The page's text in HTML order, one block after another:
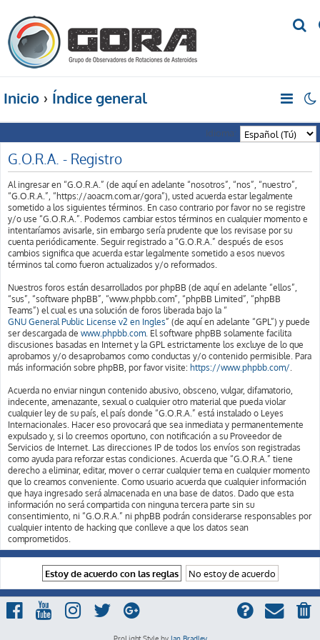
a
r
Inicio Índice general
Idioma:
G.O.R.A. - Registro
Al ingresar en “G.O.R.A.” (de aquí en adelante “nosotros”, “nos”, “nuestro”,
“G.O.R.A.”, “https://aoacm.com.ar/gora”), usted acuerda estar legalmente
sometido a los siguientes términos. En caso contrario por favor no se registre
y/o use “G.O.R.A.”. Podemos cambiar estos términos en cualquier momento e
intentaríamos avisarle, sin embargo sería prudente que los revisase por su
cuenta periódicamente. Seguir registrado a “G.O.R.A.” después de esos
cambios significa que acuerda estar legalmente sometido a esos nuevos
términos tal como fueron actualizados y/o reformados.
Nuestros foros están desarrollados por phpBB (de aquí en adelante “ellos”,
“sus”, “software phpBB”, “www.phpbb.com”, “phpBB Limited”, “phpBB
Teams”) el cual es una solución de foros liberada bajo la “
GNU General Public License v2 en Ingles” (de aquí en adelante “GPL”) y puede
ser descargada de www.phpbb.com . El software phpBB solamente facilita
discusiones basadas en Internet y la GPL estrictamente los excluye de lo que
aprobamos y/o desaprobamos como conductas y/o contenido permisible. Para
más información sobre phpBB, por favor visite: https://www.phpbb.com/
Acuerda no enviar ningun contenido abusivo, obsceno, vulgar, difamatorio,
indecente, amenazante, sexual o cualquier otro material que pueda violar
cualquier ley de su país, el país donde “G.O.R.A.” está instalado o Leyes
Internacionales. Hacer eso provocará que sea inmediata y permanentemente
expulsado y, si lo creemos oportuno, con notificación a su Proveedor de
Servicios de Internet. Las direcciones IP de todos los envíos son registradas
como ayuda para reforzar estas condiciones. Acuerda que “G.O.R.A.” tiene
derecho a eliminar, editar, mover o cerrar cualquier tema en cualquier momento
que lo creamos conveniente. Como usuario acuerda que cualquier información
que haya ingresado será almacenada en una base de datos. Dado que esta
información no será compartida con ninguna tercera parte sin su
consentimiento, ni “G.O.R.A.” ni phpBB podrán considerarse responsables por
cualquier intento de hacking que conlleve a que los datos sean
comprometidos.